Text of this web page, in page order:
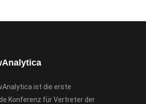
ist die erste
Konferenz für Vertreter der